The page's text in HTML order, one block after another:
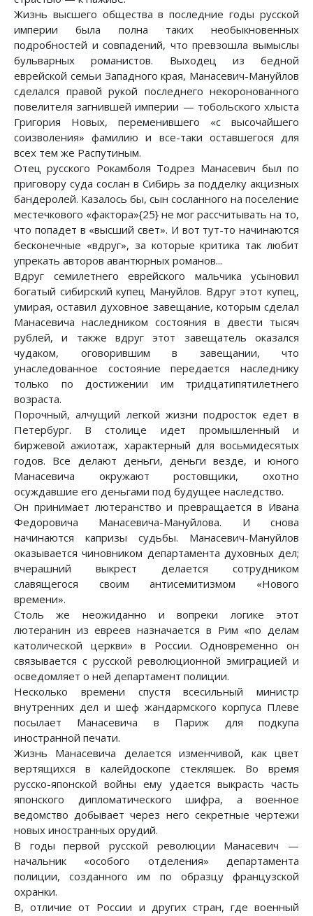
Жизнь высшего общества в последние годы русской
империи была полна таких необыкновенных
подробностей и совпадений, что превзошла вымыслы
бульварных романистов. Выходец из бедной
еврейской семьи Западного края, Манасевич-Мануйлов
сделался правой рукой последнего некоронованного
повелителя загнившей империи — тобольского хлыста
Григория Новых, переменившего «с высочайшего
соизволения» фамилию и все-таки оставшегося для
всех тем же Распутиным.
Отец русского Рокамболя Тодрез Манасевич был по
приговору суда сослан в Сибирь за подделку акцизных
бандеролей. Казалось бы, сын сосланного на поселение
местечкового «фактора»{25} не мог рассчитывать на то,
что попадет в «высший свет». И вот тут-то начинаются
бесконечные «вдруг», за которые критика так любит
упрекать авторов авантюрных романов...
Вдруг семилетнего еврейского мальчика усыновил
богатый сибирский купец Мануйлов. Вдруг этот купец,
умирая, оставил духовное завещание, которым сделал
Манасевича наследником состояния в двести тысяч
рублей, и также вдруг этот завещатель оказался
чудаком, оговорившим в завещании, что
унаследованное состояние передается наследнику
только по достижении им тридцатипятилетнего
возраста.
Порочный, алчущий легкой жизни подросток едет в
Петербург. В столице идет промышленный и
биржевой ажиотаж, характерный для восьмидесятых
годов. Все делают деньги, деньги везде, и юного
Манасевича окружают ростовщики, охотно
осуждавшие его деньгами под будущее наследство.
Он принимает лютеранство и превращается в Ивана
Федоровича Манасевича-Мануйлова. И снова
начинаются капризы судьбы. Манасевич-Мануйлов
оказывается чиновником департамента духовных дел;
вчерашний выкрест делается сотрудником
славящегося своим антисемитизмом «Нового
времени».
Столь же неожиданно и вопреки логике этот
лютеранин из евреев назначается в Рим «по делам
католической церкви» в России. Одновременно он
связывается с русской революционной эмиграцией и
осведомляет о ней департамент полиции.
Несколько времени спустя всесильный министр
внутренних дел и шеф жандармского корпуса Плеве
посылает Манасевича в Париж для подкупа
иностранной печати.
Жизнь Манасевича делается изменчивой, как цвет
вертящихся в калейдоскопе стекляшек. Во время
русско-японской войны ему удается выкрасть часть
японского дипломатического шифра, а военное
ведомство добывает через него секретные чертежи
новых иностранных орудий.
В годы первой русской революции Манасевич —
начальник «особого отделения» департамента
полиции, созданного им по образцу французской
охранки.
В, отличие от России и других стран, где военный